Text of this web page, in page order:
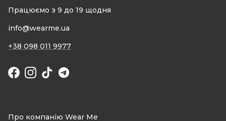
Працюємо з 9 до 19 щодня
info@wearme.ua
+38 098 011 9977
Facebook
Instagram
TikTok
Про компанію Wear Me